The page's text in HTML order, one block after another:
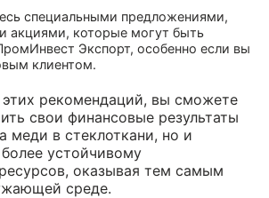
специальными предложениями,
акциями, которые могут быть
Экспорт, особенно если вы
клиентом.
рекомендаций, вы сможете
свои финансовые результаты
меди в стеклоткани, но и
устойчивому
оказывая тем самым
среде.